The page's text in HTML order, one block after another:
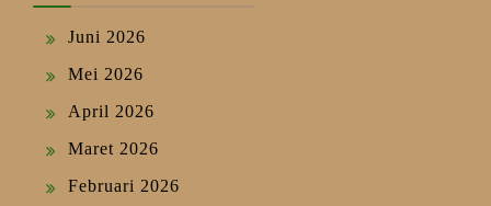
Juni 2026
Mei 2026
April 2026
Maret 2026
Februari 2026